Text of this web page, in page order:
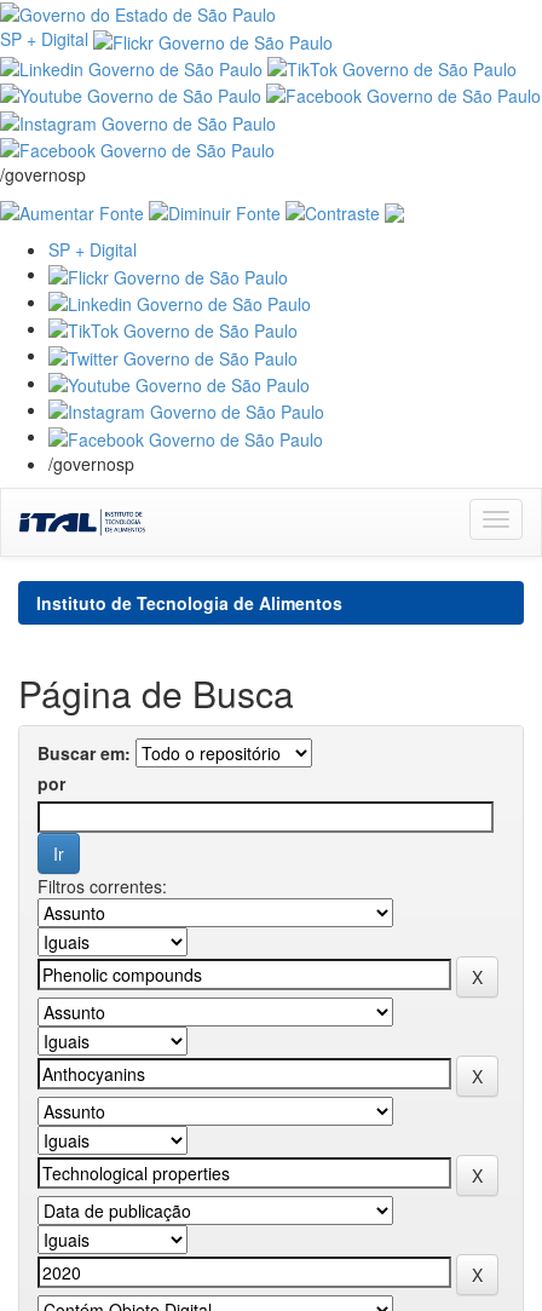
SP + Digital
/governosp
SP + Digital
/governosp
navigation
Instituto de Tecnologia de Alimentos
Página de Busca
Buscar em:
por
Filtros correntes: